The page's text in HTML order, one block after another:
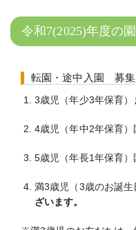
令和7(2025)年度の
転園・途中入園 募
3歳児（年少3年保育）
4歳児（年中2年保育）
5歳児（年長1年保育）
満3歳児（3歳のお誕
ざいます。